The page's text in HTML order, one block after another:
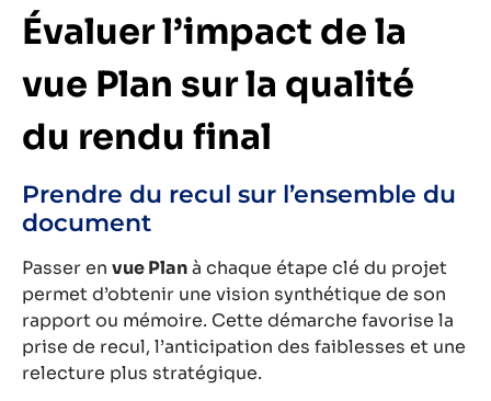
Évaluer l’impact de la
vue Plan sur la qualité
du rendu final
Prendre du recul sur l’ensemble du
document
Passer en vue Planà chaque étape clé du projet
permet d’obtenir une vision synthétique de son
rapport ou mémoire. Cette démarche favorise la
prise de recul, l’anticipation des faiblesses et une
relecture plus stratégique.